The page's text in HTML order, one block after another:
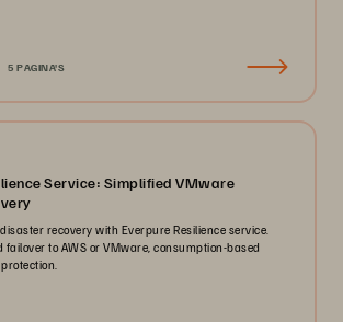
5 PAGINA'S
Service: Simplified VMware
recovery with Everpure Resilience service.
failover to AWS or VMware, consumption-based